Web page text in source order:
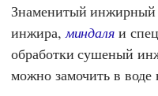
Знаменитый инжирный
инжира,миндаля и
обработки сушеный
можно замочить в воде